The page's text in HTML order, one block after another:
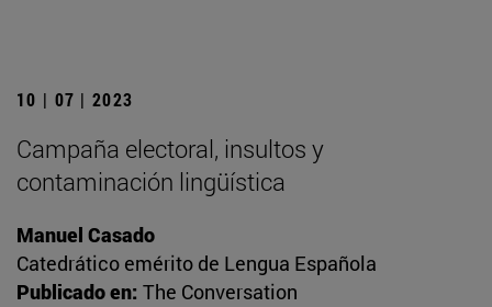
10 | 07 | 2023
Campaña electoral, insultos y
contaminación lingüística
Manuel Casado
Catedrático emérito de Lengua Española
Publicado en: The Conversation